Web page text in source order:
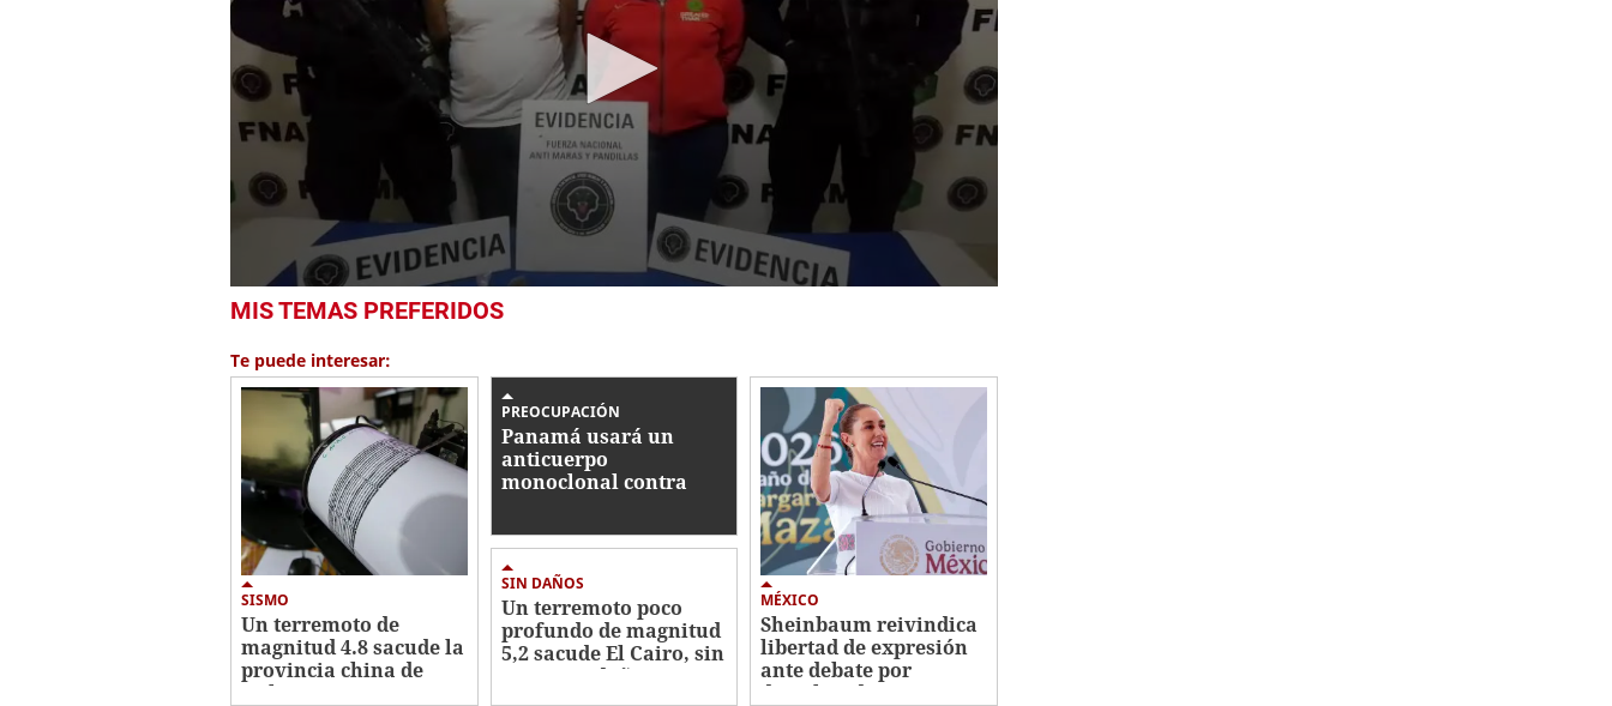
seconds
1
minute,
secondsVolume
MIS TEMAS PREFERIDOS
Te puede interesar:
SISMO
Un terremoto de
magnitud 4.8 sacude la
provincia china de
Sichuan sin causar
PREOCUPACIÓN
Panamá usará un
anticuerpo
monoclonal contra
SIN DAÑOS
Un terremoto poco
profundo de magnitud
5,2 sacude El Cairo, sin
provocar daños
MÉXICO
Sheinbaum reivindica
libertad de expresión
ante debate por
derechos de